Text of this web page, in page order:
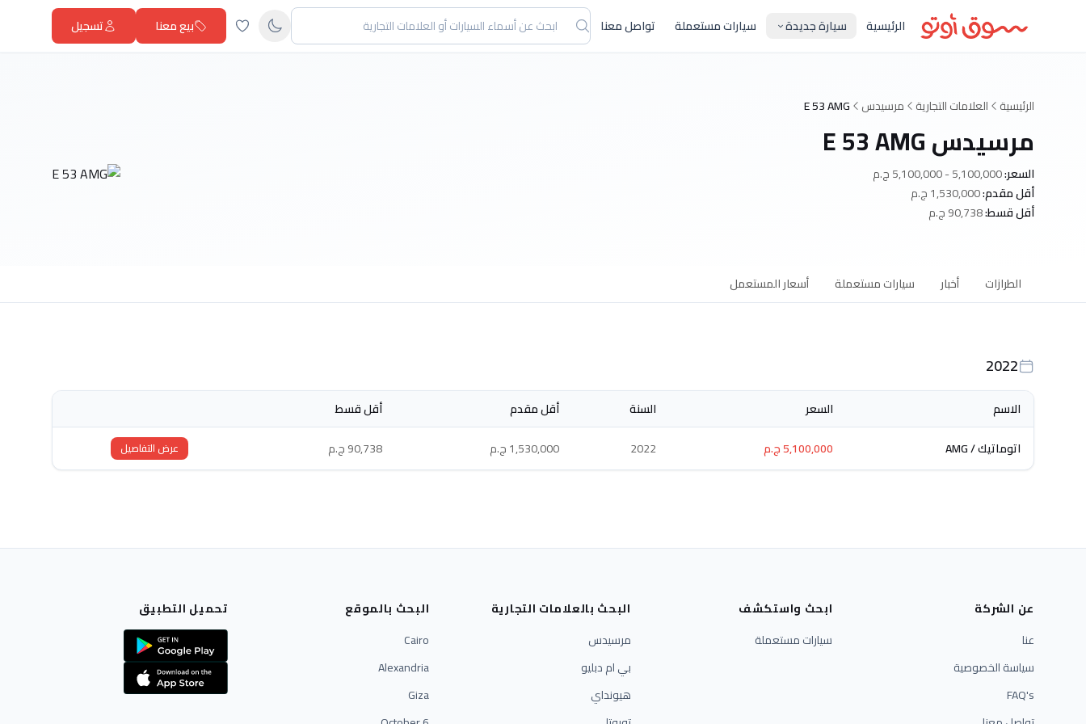
الرئيسية سيارة جديدة سيارات مستعملة تواصل معنا بيع معنا تسجيل
الرئيسية العلامات التجارية مرسيدس E 53 AMG
مرسيدس E 53 AMG
السعر:
أقل مقدم:
أقل قسط:
الطرازات أخبار سيارات مستعملة أسعار المستعمل
2022
الاسم السعر السنة أقل مقدم
أقل قسط
اتوماتيك / AMG
5,100,000 ج.م 2022 1,530,000 ج.م 90,738 ج.م عرض التفاصيل
عن الشركة
عنا
سياسة الخصوصية
FAQ's
ابحث واستكشف
سيارات مستعملة
البحث بالعلامات التجارية
مرسيدس
بي ام دبليو
هيونداي
البحث بالموقع
Cairo
Alexandria
Giza
تحميل التطبيق